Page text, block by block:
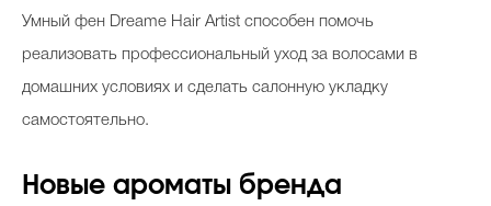
Умный фен Dreame Hair Artist способен помочь
реализовать профессиональный уход за волосами в
домашних условиях и сделать салонную укладку
самостоятельно.
Новые ароматы бренда